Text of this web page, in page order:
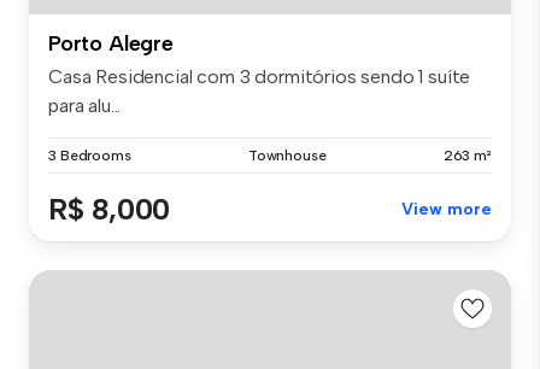
Porto Alegre
Casa Residencial com 3 dormitórios sendo 1 suíte
para alu...
3 Bedrooms Townhouse 263 m²
R$ 8,000 View more